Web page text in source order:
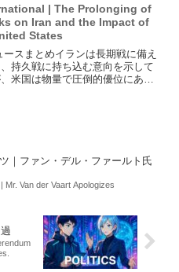
| The Prolonging of
on Iran and the Impact of
States
ースまとめイランは長期戦に備え
持久戦に持ち込む意向を示して
米国は物量で圧倒的優位にある
｜ファン・デル・ファールト氏
Mr. Van der Vaart Apologizes